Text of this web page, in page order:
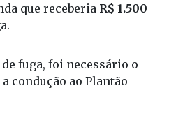
que receberia R$ 1.500
fuga, foi necessário o
condução ao Plantão